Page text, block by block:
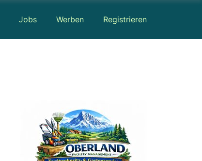
Jobs Werben Registrieren